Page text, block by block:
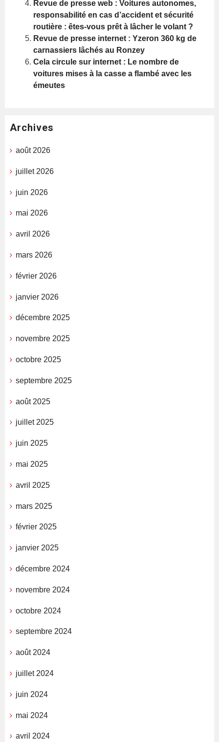
Revue de presse web : Voitures autonomes,
responsabilité en cas d’accident et sécurité
routière : êtes-vous prêt à lâcher le volant ?
Revue de presse internet : Yzeron 360 kg de
carnassiers lâchés au Ronzey
Cela circule sur internet : Le nombre de
voitures mises à la casse a flambé avec les
émeutes
Archives
août 2026
juillet 2026
juin 2026
mai 2026
avril 2026
mars 2026
février 2026
janvier 2026
décembre 2025
novembre 2025
octobre 2025
septembre 2025
août 2025
juillet 2025
juin 2025
mai 2025
avril 2025
mars 2025
février 2025
janvier 2025
décembre 2024
novembre 2024
octobre 2024
septembre 2024
août 2024
juillet 2024
juin 2024
mai 2024
avril 2024